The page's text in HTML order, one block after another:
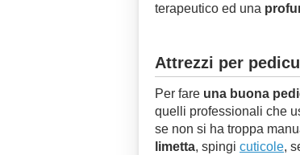
terapeutico ed una
Attrezzi per
Per fare una buona
quelli professionali che
se non si ha troppa
limetta, spingi cuticole,